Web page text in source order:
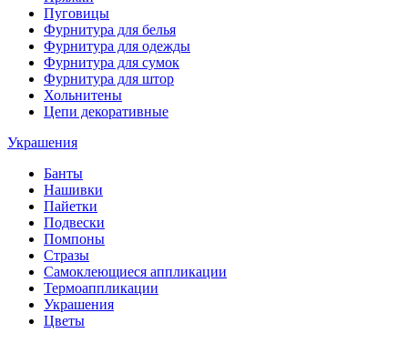
Пуговицы
Фурнитура для белья
Фурнитура для одежды
Фурнитура для сумок
Фурнитура для штор
Хольнитены
Цепи декоративные
Украшения
Банты
Нашивки
Пайетки
Подвески
Помпоны
Стразы
Самоклеющиеся аппликации
Термоаппликации
Украшения
Цветы